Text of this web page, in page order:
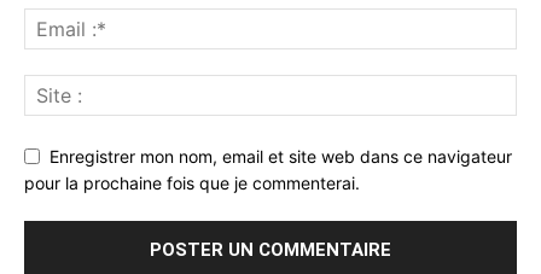
Enregistrer mon nom, email et site web dans ce navigateur
pour la prochaine fois que je commenterai.